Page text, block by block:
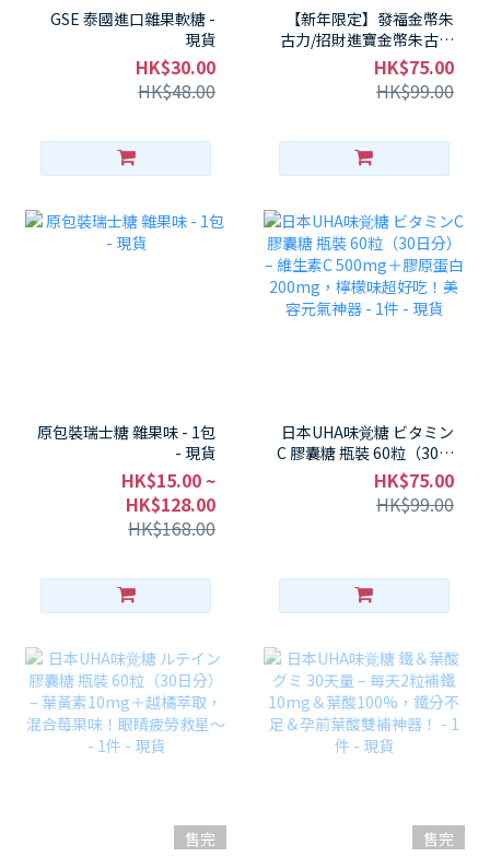
GSE 泰國進口雜果軟糖 -
現貨
HK$30.00
HK$48.00
【新年限定】發福金幣朱
古力/招財進寶金幣朱古力
- 1包 現貨
HK$75.00
HK$99.00
原包裝瑞士糖 雜果味 - 1包
- 現貨
HK$15.00 ~
HK$128.00
HK$168.00
日本UHA味覚糖 ビタミン
C 膠囊糖 瓶裝 60粒（30日
分） – 維生素C 500mg＋
膠原蛋白200mg，檸檬味
超好吃！美容元氣神器 - 1
HK$75.00
HK$99.00
售完
售完